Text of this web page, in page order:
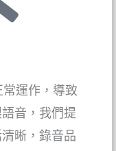
運作，導致
音，我們提
清晰，錄音品